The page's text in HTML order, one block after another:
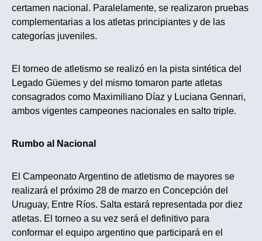
certamen nacional. Paralelamente, se realizaron pruebas
complementarias a los atletas principiantes y de las
categorías juveniles.
El torneo de atletismo se realizó en la pista sintética del
Legado Güemes y del mismo tomaron parte atletas
consagrados como Maximiliano Díaz y Luciana Gennari,
ambos vigentes campeones nacionales en salto triple.
Rumbo al Nacional
El Campeonato Argentino de atletismo de mayores se
realizará el próximo 28 de marzo en Concepción del
Uruguay, Entre Ríos. Salta estará representada por diez
atletas. El torneo a su vez será el definitivo para
conformar el equipo argentino que participará en el